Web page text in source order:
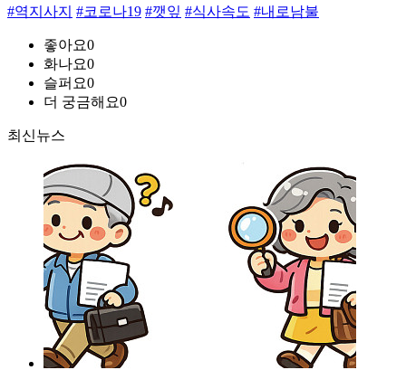
#역지사지 #코로나19 #깻잎 #식사속도 #내로남불
좋아요0
화나요0
슬퍼요0
더 궁금해요0
최신뉴스